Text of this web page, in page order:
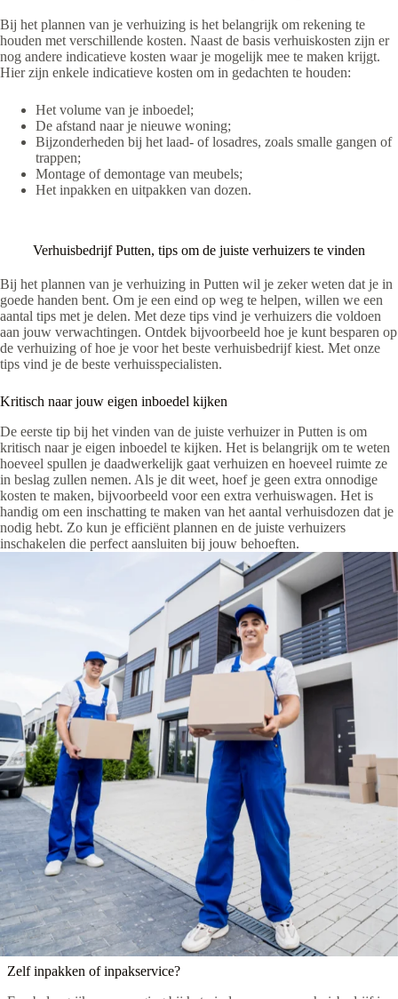
Bij het plannen van je verhuizing is het belangrijk om rekening te
houden met verschillende kosten. Naast de basis verhuiskosten zijn er
nog andere indicatieve kosten waar je mogelijk mee te maken krijgt.
Hier zijn enkele indicatieve kosten om in gedachten te houden:
Het volume van je inboedel;
De afstand naar je nieuwe woning;
Bijzonderheden bij het laad- of losadres, zoals smalle gangen of
trappen;
Montage of demontage van meubels;
Het inpakken en uitpakken van dozen.
Verhuisbedrijf Putten, tips om de juiste verhuizers te vinden
Bij het plannen van je verhuizing in Putten wil je zeker weten dat je in
goede handen bent. Om je een eind op weg te helpen, willen we een
aantal tips met je delen. Met deze tips vind je verhuizers die voldoen
aan jouw verwachtingen. Ontdek bijvoorbeeld hoe je kunt besparen op
de verhuizing of hoe je voor het beste verhuisbedrijf kiest. Met onze
tips vind je de beste verhuisspecialisten.
Kritisch naar jouw eigen inboedel kijken
De eerste tip bij het vinden van de juiste verhuizer in Putten is om
kritisch naar je eigen inboedel te kijken. Het is belangrijk om te weten
hoeveel spullen je daadwerkelijk gaat verhuizen en hoeveel ruimte ze
in beslag zullen nemen. Als je dit weet, hoef je geen extra onnodige
kosten te maken, bijvoorbeeld voor een extra verhuiswagen. Het is
handig om een inschatting te maken van het aantal verhuisdozen dat je
nodig hebt. Zo kun je efficiënt plannen en de juiste verhuizers
inschakelen die perfect aansluiten bij jouw behoeften.
Zelf inpakken of inpakservice?